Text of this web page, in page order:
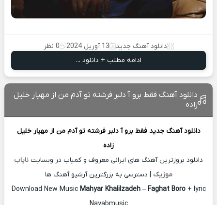
دانلود آهنگ جدید 13 آوریل 2024
0 نظر
ادامه مطلب + دانلود ...
دانلود آهنگ فقط برو آ دلبر فرشته تو آدم من از مهیار خلیل
زاده
دانلود آهنگ جدید فقط برو آ دلبر فرشته تو آدم من ازمهیار خلیل
زاده
دانلود بروزترین آهنگ های ایرانی معروف و کمیاب در وبسایت نایاب
موزیک | دسترسی به بزرگترین آرشیو آهنگ ها
Download New Music Mahyar Khalilzadeh– Faghat Boro+ lyric